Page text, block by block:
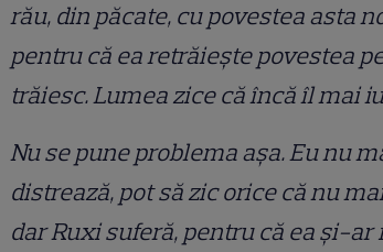
rău, din păcate, cu povestea asta
pentru că ea retrăiește povestea
trăiesc. Lumea zice că încă îl mai
Nu se pune problema așa. Eu nu
distrează, pot să zic orice că nu
dar Ruxi suferă, pentru că ea și-ar